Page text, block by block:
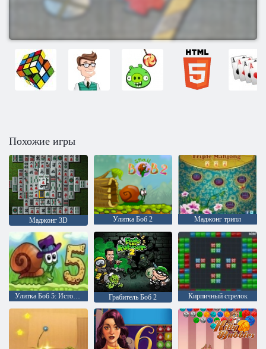
Похожие игры
Маджонг 3D Улитка Боб 2 Маджонг трипл
Улитка Боб 5: История любви Грабитель Боб 2 Кирпичный стрелок